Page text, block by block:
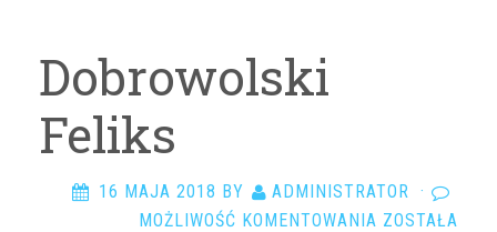
Arciszewska Wiktoria
Arciszewska Danuta
Arczyńska Maria
Arkadi Ari
Dobrowolski
Feliks
16 MAJA 2018 BY ADMINISTRATOR ·
MOŻLIWOŚĆ KOMENTOWANIA ZOSTAŁA